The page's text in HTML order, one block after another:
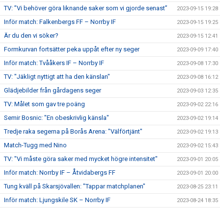
TV: ”Vi behöver göra liknande saker som vi gjorde senast” 2023-09-15 19:28
Inför match: Falkenbergs FF – Norrby IF 2023-09-15 19:25
Är du den vi söker? 2023-09-15 12:41
Formkurvan fortsätter peka uppåt efter ny seger 2023-09-09 17:40
Inför match: Tvååkers IF – Norrby IF 2023-09-08 17:30
TV: "Jäkligt nyttigt att ha den känslan" 2023-09-08 16:12
Glädjebilder från gårdagens seger 2023-09-03 12:35
TV: Målet som gav tre poäng 2023-09-02 22:16
Semir Bosnic: "En obeskrivlig känsla" 2023-09-02 19:14
Tredje raka segerna på Borås Arena: "Välförtjänt" 2023-09-02 19:13
Match-Tugg med Nino 2023-09-02 15:43
TV: "Vi måste göra saker med mycket högre intensitet" 2023-09-01 20:05
Inför match: Norrby IF – Åtvidabergs FF 2023-09-01 20:00
Tung kväll på Skarsjövallen: "Tappar matchplanen" 2023-08-25 23:11
Inför match: Ljungskile SK – Norrby IF 2023-08-24 18:35